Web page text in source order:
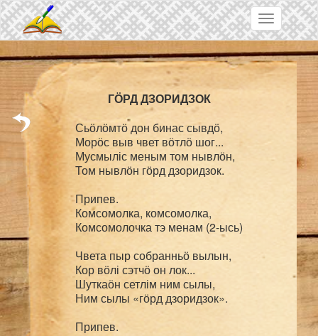
Skip to main content
Toggle
navigation
ГӦРД ДЗОРИДЗОК
Сьӧлӧмтӧ дон бинас сывдӧ,
Морӧс выв чвет вӧтлӧ шог...
Мусмыліс меным том нывлӧн,
Том нывлӧн гӧрд дзоридзок.
Припев.
Комсомолка, комсомолка,
Комсомолочка тэ менам (2-ысь)
Чвета пыр собранньӧ вылын,
Кор вӧлі сэтчӧ он лок...
Шуткаӧн сетлім ним сылы,
Ним сылы «гӧрд дзоридзок».
Припев.